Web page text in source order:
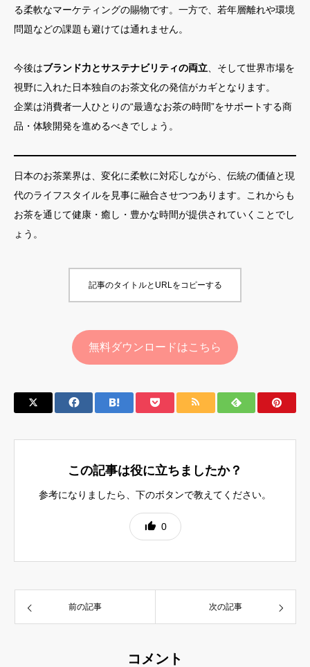
る柔軟なマーケティングの賜物です。一方で、若年層離れや環境
問題などの課題も避けては通れません。
今後はブランド力とサステナビリティの両立 、そして世界市場を
視野に入れた日本独自のお茶文化の発信がカギとなります。
企業は消費者一人ひとりの“最適なお茶の時間”をサポートする商
品・体験開発を進めるべきでしょう。
日本のお茶業界は、変化に柔軟に対応しながら、伝統の価値と現
代のライフスタイルを見事に融合させつつあります。これからも
お茶を通じて健康・癒し・豊かな時間が提供されていくことでし
ょう。
記事のタイトルとURLをコピーする
無料ダウンロードはこちら
この記事は役に立ちましたか？
参考になりましたら、下のボタンで教えてください。
0
前の記事 次の記事
コメント